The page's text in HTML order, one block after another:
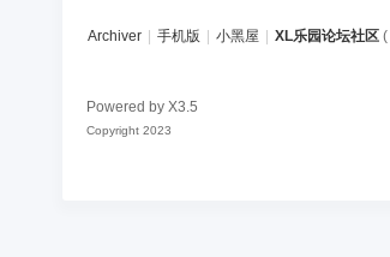
Archiver 手机版 小黑屋 XL乐园论坛社区 (
Powered by X3.5
Copyright 2023